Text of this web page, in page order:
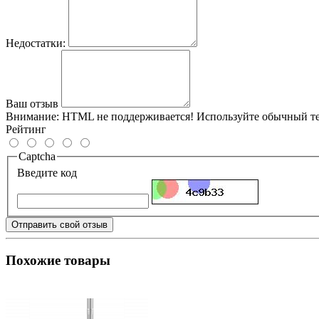
Недостатки:
Ваш отзыв
Внимание: HTML не поддерживается! Используйте обычный
Рейтинг
Captcha
Введите код
Отправить свой отзыв
Похожие товары